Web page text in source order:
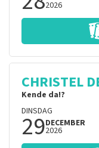
2026
CHRISTEL
Kende da!?
DINSDAG
29DECEMBER
2026